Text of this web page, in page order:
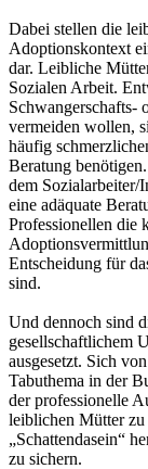
Dabei stellen die
Adoptionskontext
dar. Leibliche
Sozialen Arbeit.
Schwangerschafts-
vermeiden wollen,
häufig
Beratung
dem Sozialarbeiter/
eine adäquate
Professionellen die
Entscheidung für
sind.
Und dennoch sind
gesellschaftlichem
ausgesetzt. Sich
Tabuthema in der
der professionelle
leiblichen Mütter zu
„Schattendasein“
zu sichern.